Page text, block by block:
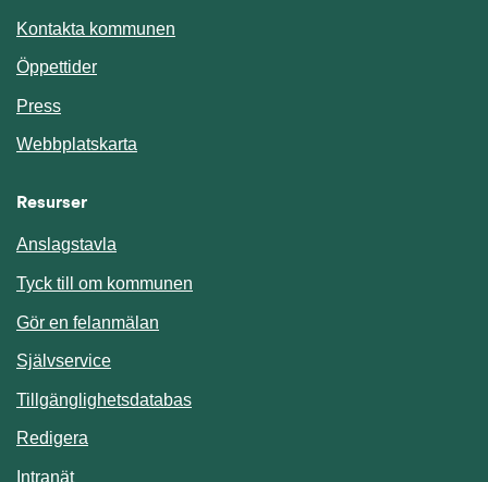
Kontakta kommunen
Öppettider
Press
Webbplatskarta
Resurser
Anslagstavla
Tyck till om kommunen
Gör en felanmälan
SjälvserviceLänk till annan webbplats.
TillgänglighetsdatabasLänk till annan webbplats.
Redigera
IntranätLänk till annan webbplats.